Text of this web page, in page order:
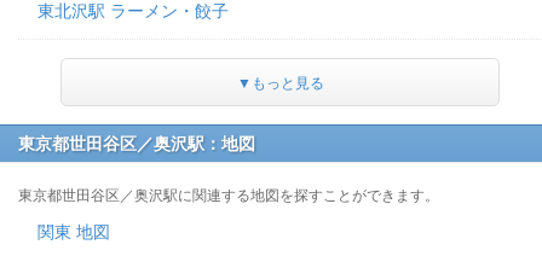
東北沢駅 ラーメン・餃子
▼もっと見る
東京都世田谷区／奥沢駅：地図
東京都世田谷区／奥沢駅に関連する地図を探すことができます。
関東 地図